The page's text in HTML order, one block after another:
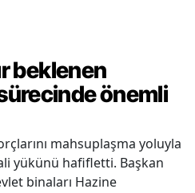
beklenen
önemli
mahsuplaşma yoluyla
yükünü hafifletti. Başkan
binaları Hazine